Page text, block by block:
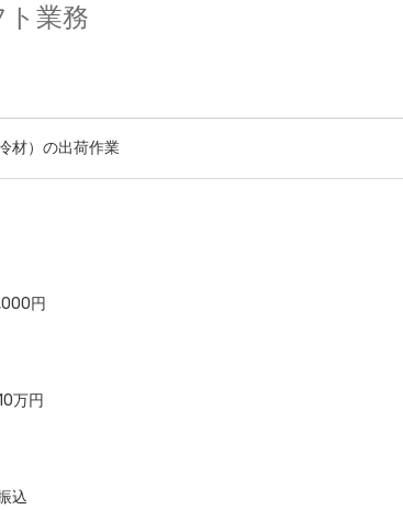
ト業務
材）の出荷作業
円
万円
込